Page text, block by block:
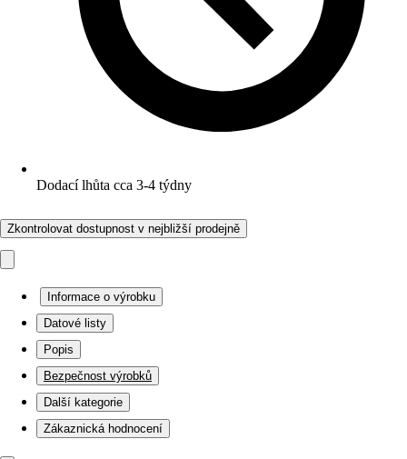
Dodací lhůta cca 3-4 týdny
Zkontrolovat dostupnost v nejbližší prodejně
Informace o výrobku
Datové listy
Popis
Bezpečnost výrobků
Další kategorie
Zákaznická hodnocení